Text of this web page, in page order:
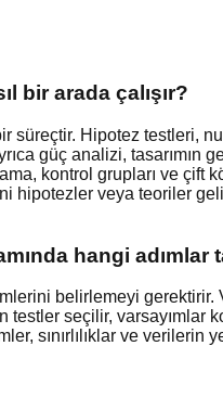
bir arada çalışır?
süreçtir. Hipotez testleri,
güç analizi, tasarımın
kontrol grupları ve çift
veya teoriler
hangi adımlar
belirlemeyi gerektirir.
testler seçilir,
sınırlılıklar ve